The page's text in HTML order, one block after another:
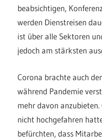
beabsichtigen,
werden Dienstreisen
ist über alle Sektoren
jedoch am stärksten
Corona brachte auch
während Pandemie
mehr davon
nicht hochgefahren
befürchten, dass